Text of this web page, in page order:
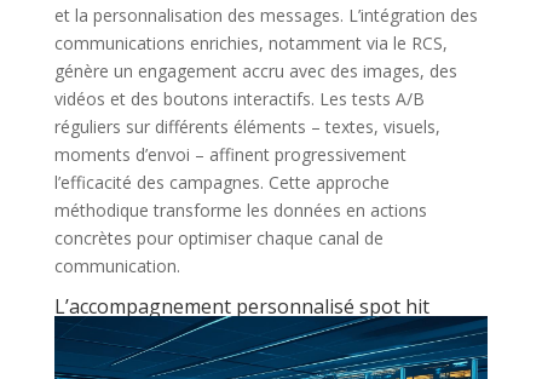
et la personnalisation des messages. L’intégration des
communications enrichies, notamment via le RCS,
génère un engagement accru avec des images, des
vidéos et des boutons interactifs. Les tests A/B
réguliers sur différents éléments – textes, visuels,
moments d’envoi – affinent progressivement
l’efficacité des campagnes. Cette approche
méthodique transforme les données en actions
concrètes pour optimiser chaque canal de
communication.
L’accompagnement personnalisé spot hit